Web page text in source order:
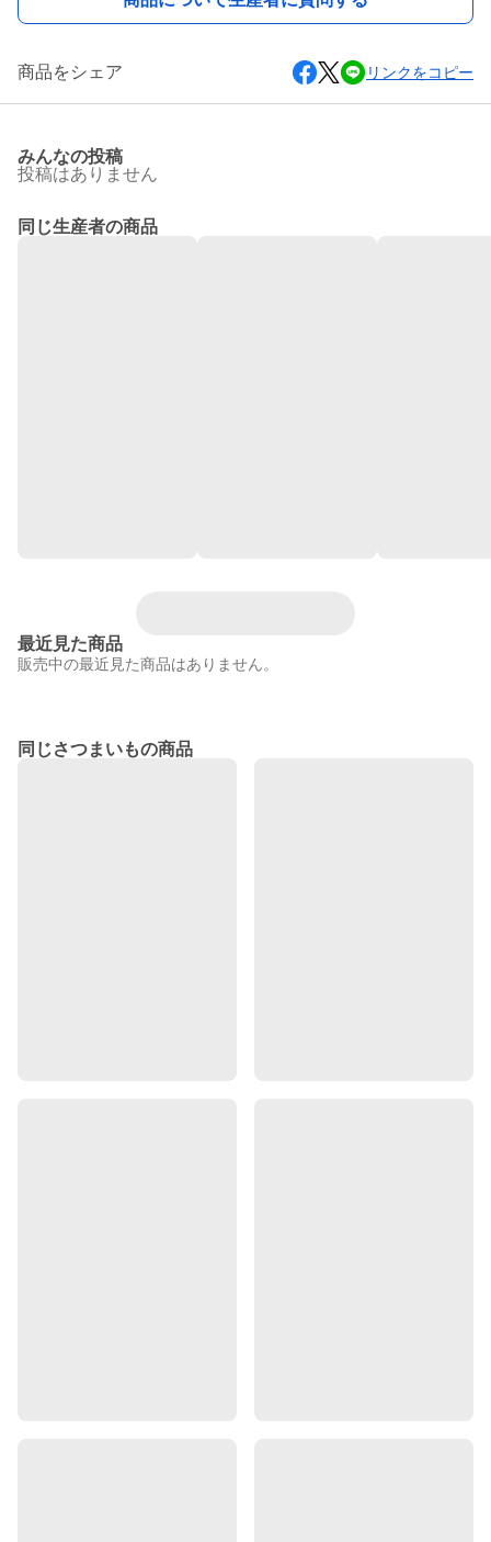
商品をシェア リンクをコピー
みんなの投稿
投稿はありません
同じ生産者の商品
最近見た商品
販売中の最近見た商品はありません。
同じさつまいもの商品